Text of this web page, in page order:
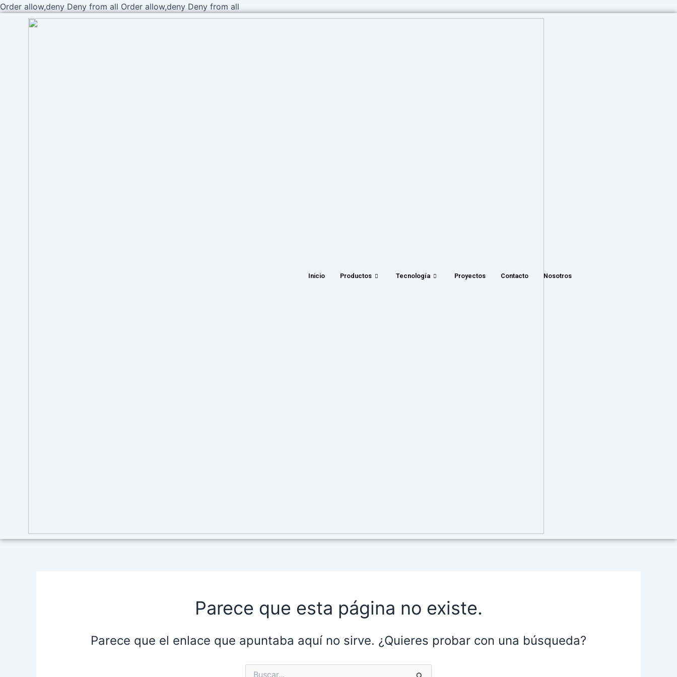
Order allow,deny Deny from all Order allow,deny Deny from all
al
Inicio Productos Tecnología Proyectos Contacto Nosotros
Parece que esta página no existe.
Parece que el enlace que apuntaba aquí no sirve. ¿Quieres probar con una búsqueda?
Buscar